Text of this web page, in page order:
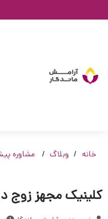
خانه وبلاگ مشاوره
کلینیک مجهز زوج